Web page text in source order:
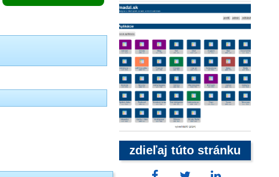
zdieľaj túto stránku